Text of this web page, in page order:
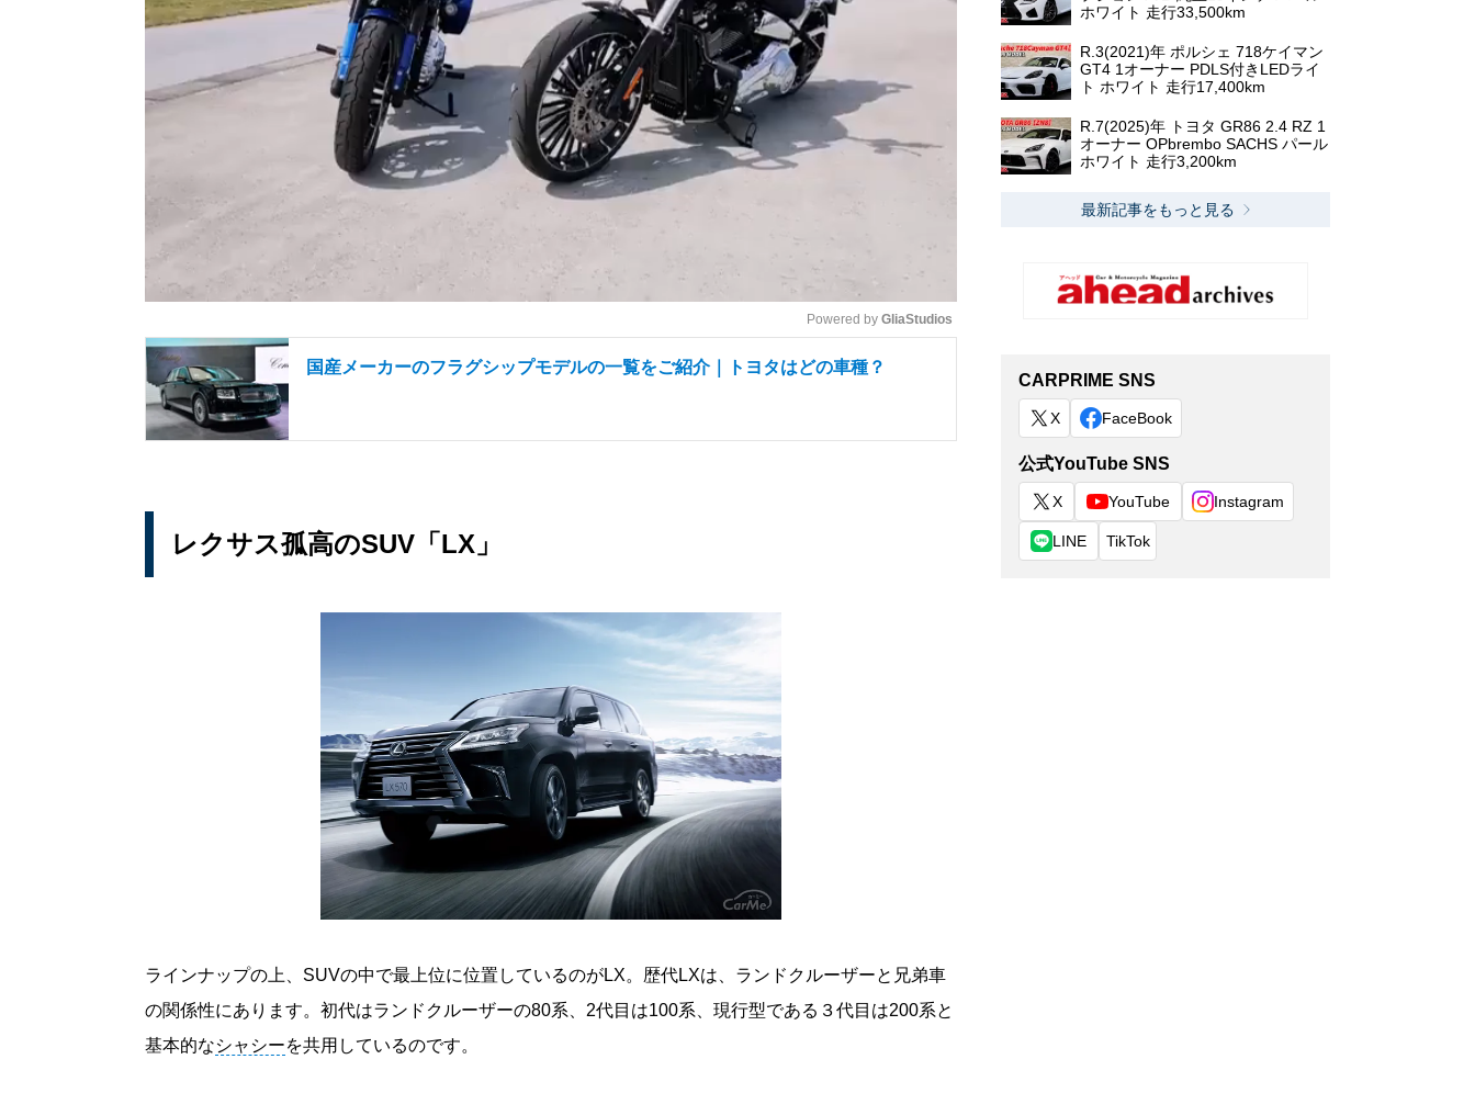
t
Powered by GliaStudios
国産メーカーのフラグシップモデルの一覧をご紹介｜トヨタはどの車種？
レクサス孤高のSUV「LX」
ラインナップの上、SUVの中で最上位に位置しているのがLX。歴代LXは、ランドクルーザーと兄弟車
の関係性にあります。初代はランドクルーザーの80系、2代目は100系、現行型である３代目は200系と
基本的なシャシーを共用しているのです。
ホワイト 走行33,500km
R.3(2021)年 ポルシェ 718ケイマン
GT4 1オーナー PDLS付きLEDライ
ト ホワイト 走行17,400km
R.7(2025)年 トヨタ GR86 2.4 RZ 1
オーナー OPbrembo SACHS パール
ホワイト 走行3,200km
最新記事をもっと見る
CARPRIME SNS
X FaceBook
公式YouTube SNS
X YouTube Instagram
LINE TikTok